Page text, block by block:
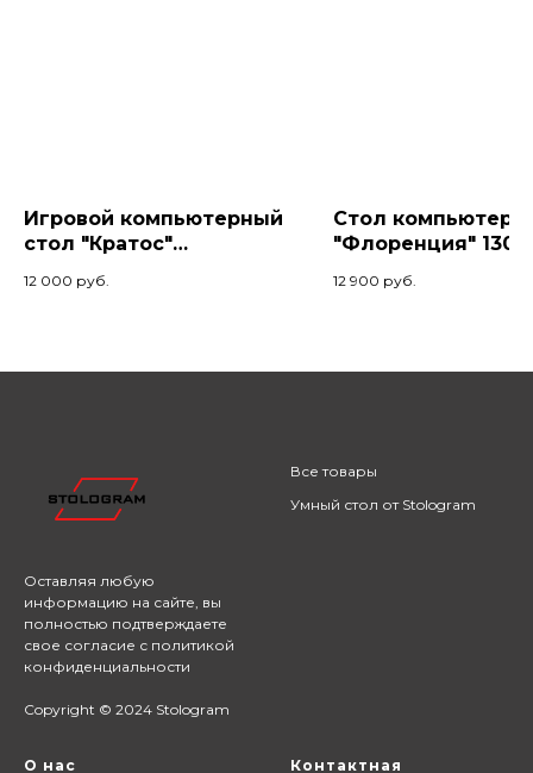
Игровой компьютерный
стол "Кратос"
Черный
12 000 руб.
Стол
"Флоренция"
12 900 руб.
Оставляя любую
информацию на сайте, вы
полностью подтверждаете
свое согласие с политикой
конфиденциальности
Copyright © 2024 Stologram
Все товары
Умный стол от Stologram
О нас Контактная